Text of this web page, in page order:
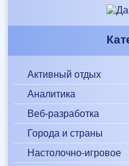
Активный отдых
Аналитика
Веб-разработка
Города и страны
Настолочно-игровое